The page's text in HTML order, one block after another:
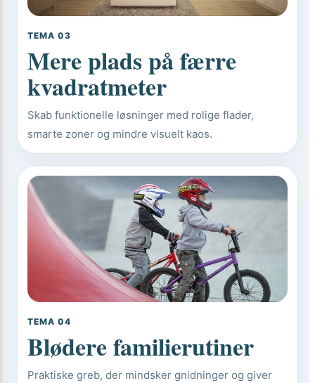
TEMA 03
Mere plads på færre
kvadratmeter
Skab funktionelle løsninger med rolige flader,
smarte zoner og mindre visuelt kaos.
TEMA 04
Blødere familierutiner
Praktiske greb, der mindsker gnidninger og giver